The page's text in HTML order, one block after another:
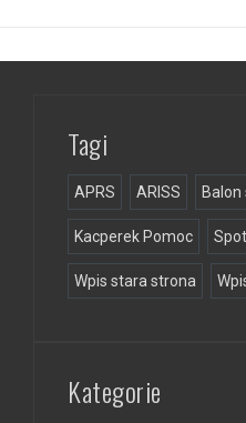
Tagi
APRS ARISS
Kacperek Pomoc
Wpis stara strona
Kategorie